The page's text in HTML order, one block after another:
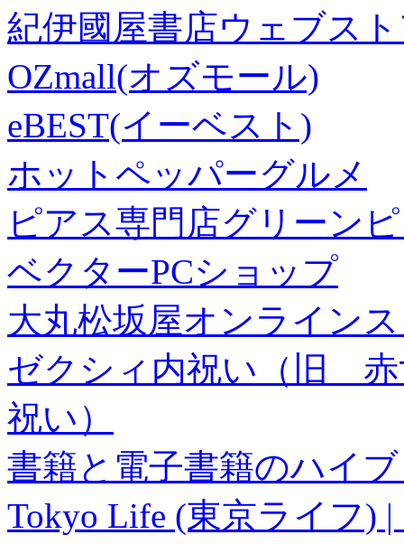
紀伊國屋書店ウェブス
OZmall(オズモール)
eBEST(イーベスト)
ホットペッパーグルメ
ピアス専門店グリーン
ベクターPCショップ
大丸松坂屋オンライン
ゼクシィ内祝い（旧 赤
祝い）
書籍と電子書籍のハイ
Tokyo Life (東京ライフ)